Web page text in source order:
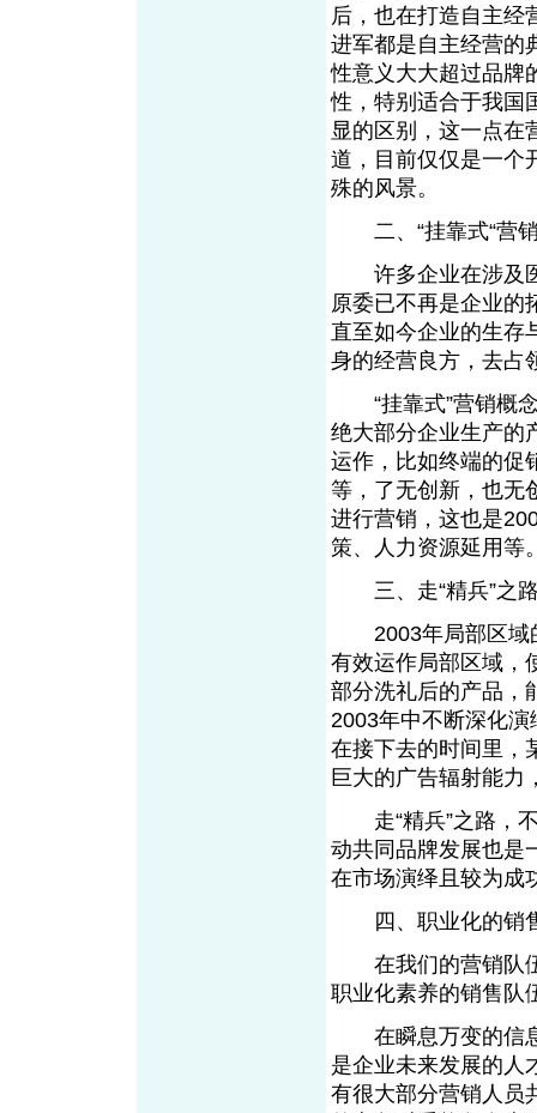
后，也在打造自主经
进军都是自主经营的
性意义大大超过品牌
性，特别适合于我国
显的区别，这一点在
道，目前仅仅是一个
殊的风景。
二、“挂靠式“营
许多企业在涉及医
原委已不再是企业的
直至如今企业的生存
身的经营良方，去占
“挂靠式”营销概念
绝大部分企业生产的
运作，比如终端的促
等，了无创新，也无
进行营销，这也是
策、人力资源延用等
三、走“精兵”之路
2003年局部区域的
有效运作局部区域，
部分洗礼后的产品，
2003年中不断深化
在接下去的时间里，
巨大的广告辐射能力
走“精兵”之路，不
动共同品牌发展也是
在市场演绎且较为成
四、职业化的销
在我们的营销队伍
职业化素养的销售队
在瞬息万变的信息
是企业未来发展的人
有很大部分营销人员